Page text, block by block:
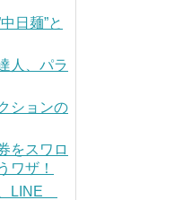
日麺”と
人、パラ
ションの
をスワロ
ワザ！
LINE